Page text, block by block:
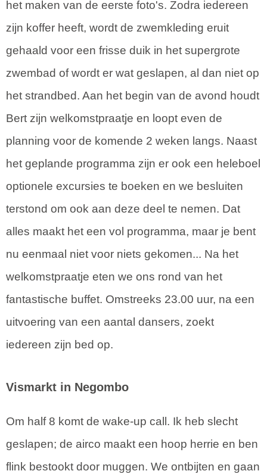
het maken van de eerste foto's. Zodra iedereen
zijn koffer heeft, wordt de zwemkleding eruit
gehaald voor een frisse duik in het supergrote
zwembad of wordt er wat geslapen, al dan niet op
het strandbed. Aan het begin van de avond houdt
Bert zijn welkomstpraatje en loopt even de
planning voor de komende 2 weken langs. Naast
het geplande programma zijn er ook een heleboel
optionele excursies te boeken en we besluiten
terstond om ook aan deze deel te nemen. Dat
alles maakt het een vol programma, maar je bent
nu eenmaal niet voor niets gekomen... Na het
welkomstpraatje eten we ons rond van het
fantastische buffet. Omstreeks 23.00 uur, na een
uitvoering van een aantal dansers, zoekt
iedereen zijn bed op.
Vismarkt in Negombo
Om half 8 komt de wake-up call. Ik heb slecht
geslapen; de airco maakt een hoop herrie en ben
flink bestookt door muggen. We ontbijten en gaan